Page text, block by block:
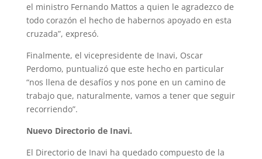
el ministro Fernando Mattos a quien le agradezco de
todo corazón el hecho de habernos apoyado en esta
cruzada”, expresó.
Finalmente, el vicepresidente de Inavi, Oscar
Perdomo, puntualizó que este hecho en particular
“nos llena de desafíos y nos pone en un camino de
trabajo que, naturalmente, vamos a tener que seguir
recorriendo”.
Nuevo Directorio de Inavi.
El Directorio de Inavi ha quedado compuesto de la